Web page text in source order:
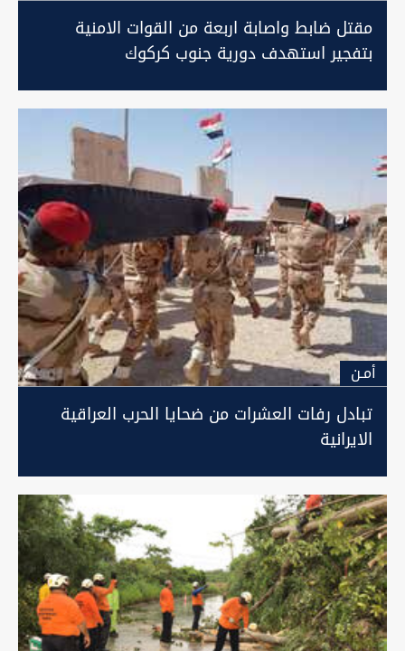
مقتل ضابط واصابة اربعة من القوات الامنية
بتفجير استهدف دورية جنوب كركوك
أمـن
تبادل رفات العشرات من ضحايا الحرب العراقية
الايرانية